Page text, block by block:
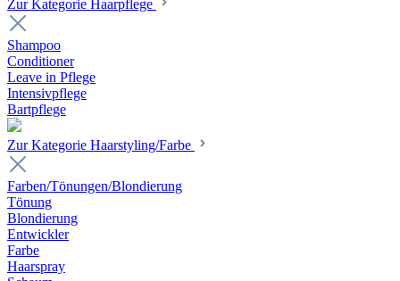
Zur Kategorie Haarpflege
Shampoo
Conditioner
Leave in Pflege
Intensivpflege
Bartpflege
Zur Kategorie Haarstyling/Farbe
Farben/Tönungen/Blondierung
Tönung
Blondierung
Entwickler
Farbe
Haarspray